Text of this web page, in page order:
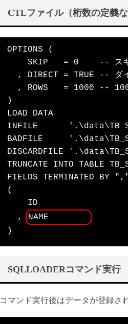
CTLファイル（桁数の定義な
OPTIONS (
SKIP   = 0    -- スキ
, DIRECT = TRUE -- ダイ
, ROWS   = 1000 --
)
LOAD DATA
INFILE
BADFILE
DISCARDFILE
TRUNCATE INTO TABLE
FIELDS TERMINATED BY
(
    ID
  ,
NAME
SQLLOADERコマンド実行
コマンド実行後はデータが登録さ